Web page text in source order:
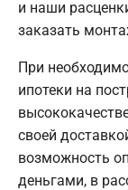
и наши
заказать
При
ипотеки на
своей
возможность
деньгами, в